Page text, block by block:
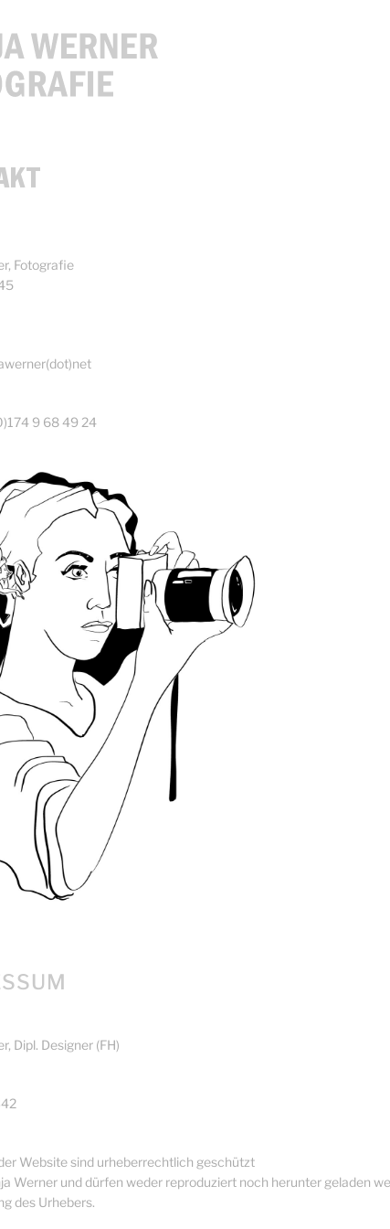
Fotografie
9 68 49 24
Dipl. Designer (FH)
Website sind urheberrechtlich geschützt
Werner und dürfen weder reproduziert noch herunter geladen
des Urhebers.